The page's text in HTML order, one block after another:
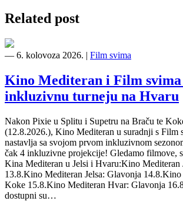
Related post
― 6. kolovoza 2026. | Film svima
Kino Mediteran i Film
inkluzivnu turneju na Hvaru
Nakon Pixie u Splitu i Supetru na Braču te
(12.8.2026.), Kino Mediteran u suradnji s Film
nastavlja sa svojom prvom inkluzivnom
čak 4 inkluzivne projekcije! Gledamo filmove,
Kina Mediteran u Jelsi i Hvaru:Kino Mediteran
13.8.Kino Mediteran Jelsa: Glavonja
Koke 15.8.Kino Mediteran Hvar: Glavonja
dostupni su…